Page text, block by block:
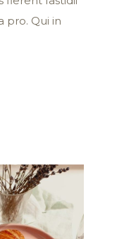
pro. Qui in